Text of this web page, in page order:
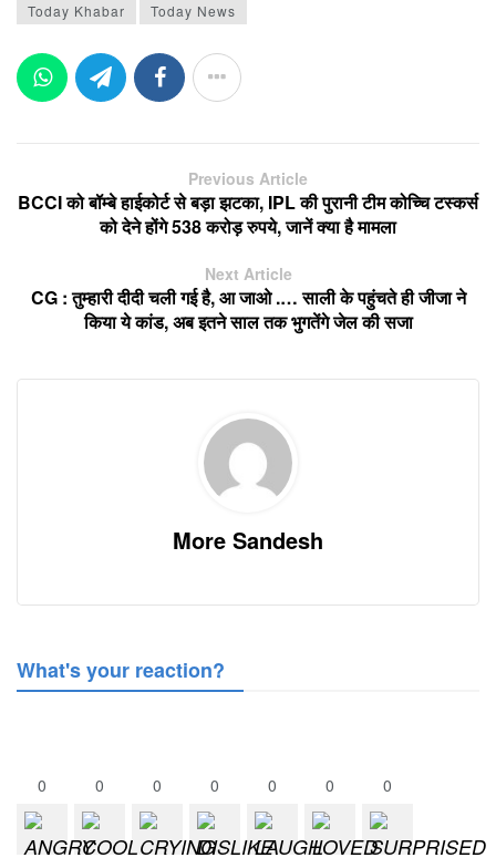
Today Khabar
Today News
Previous Article
BCCI को बॉम्बे हाईकोर्ट से बड़ा झटका, IPL की पुरानी टीम कोच्चि टस्कर्स
को देने होंगे 538 करोड़ रुपये, जानें क्या है मामला
Next Article
CG : तुम्हारी दीदी चली गई है, आ जाओ .… साली के पहुंचते ही जीजा ने
किया ये कांड, अब इतने साल तक भुगतेंगे जेल की सजा
More Sandesh
What's your reaction?
0 0 0 0 0 0 0